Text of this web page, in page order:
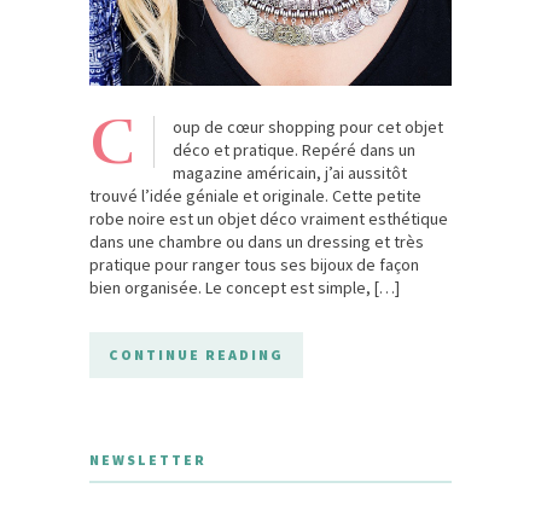
C
oup de cœur shopping pour cet objet
déco et pratique. Repéré dans un
magazine américain, j’ai aussitôt
trouvé l’idée géniale et originale. Cette petite
robe noire est un objet déco vraiment esthétique
dans une chambre ou dans un dressing et très
pratique pour ranger tous ses bijoux de façon
bien organisée. Le concept est simple, […]
CONTINUE READING
NEWSLETTER